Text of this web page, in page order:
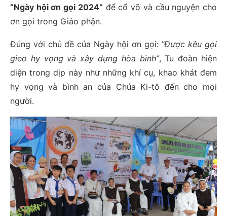
“Ngày hội ơn gọi 2024” để cổ võ và cầu nguyện cho
ơn gọi trong Giáo phận.
Đúng với chủ đề của Ngày hội ơn gọi: “Được kêu gọi
gieo hy vọng và xây dựng hòa bình”, Tu đoàn hiện
diện trong dịp này như những khí cụ, khao khát đem
hy vọng và bình an của Chúa Ki-tô đến cho mọi
người.